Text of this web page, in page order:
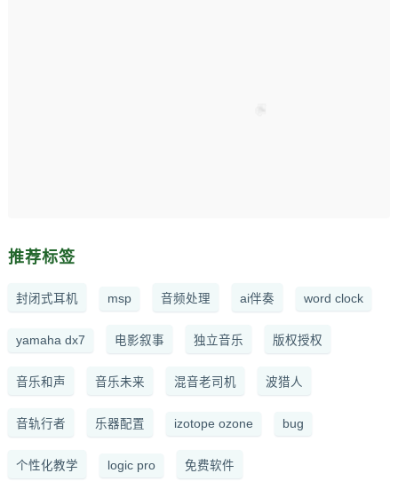
推荐标签
封闭式耳机 msp 音频处理 ai伴奏 word clock
yamaha dx7 电影叙事 独立音乐 版权授权
音乐和声 音乐未来 混音老司机 波猎人
音轨行者 乐器配置 izotope ozone bug
个性化教学 logic pro 免费软件